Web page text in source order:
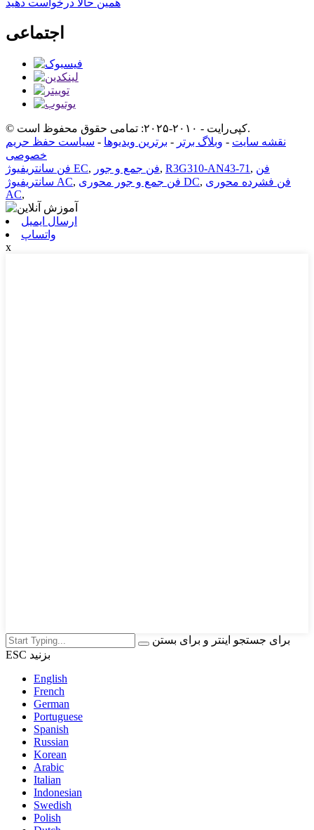
همین حالا درخواست دهید
اجتماعی
© کپی‌رایت - ۲۰۱۰-۲۰۲۵: تمامی حقوق محفوظ است.
نقشه سایت - وبلاگ برتر - برترین ویدیوها - سیاست حفظ حریم
خصوصی
فن سانتریفیوژ EC, فن جمع و جور, R3G310-AN43-71 , فن
سانتریفیوژ AC, فن جمع و جور محوری DC, فن فشرده محوری
AC,
ارسال ایمیل
واتساپ
x
برای جستجو اینتر و برای بستن
ESC بزنید
English
French
German
Portuguese
Spanish
Russian
Korean
Arabic
Italian
Indonesian
Swedish
Polish